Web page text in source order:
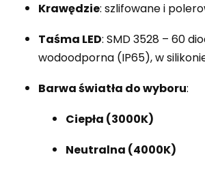
Krawędzie: szlifowane i
Taśma LED: SMD 3528 – 60
wodoodporna (IP65), w
Barwa światła do wyboru:
Ciepła (3000K)
Neutralna (4000K)